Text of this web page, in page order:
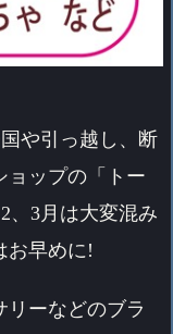
や引っ越し、断
ョップの「トー
、3月は大変混み
お早めに!
ーなどのブラ